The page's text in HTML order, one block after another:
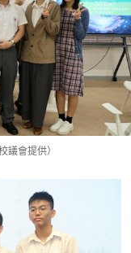
議會提供）